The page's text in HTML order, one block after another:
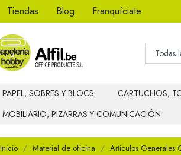
Tiendas Blog Franquíciate
PAPEL, SOBRES Y BLOCS CARTUCHOS,
MOBILIARIO, PIZARRAS Y COMUNICACIÓN
Inicio Material de oficina Articulos Generales